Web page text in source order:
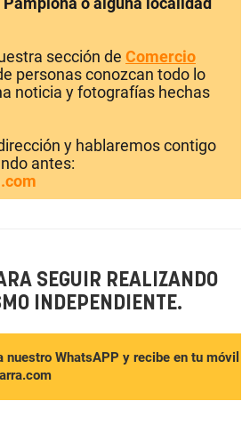
sección de Comercio
personas conozcan todo lo
noticia y fotografías hechas
y hablaremos contigo
antes:
SEGUIR REALIZANDO
INDEPENDIENTE.
WhatsAPP y recibe en tu móvil